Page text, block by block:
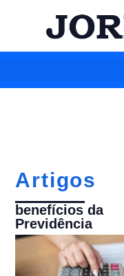
Artigos
benefícios da
Previdência